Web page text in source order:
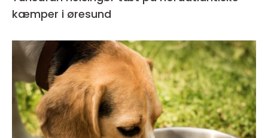
kæmper i øresund